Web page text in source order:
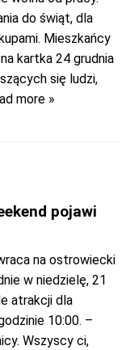
do świąt, dla
Mieszkańcy
kartka 24 grudnia
się ludzi,
more »
pojawi
na ostrowiecki
w niedzielę, 21
atrakcji dla
10:00. –
Wszyscy ci,